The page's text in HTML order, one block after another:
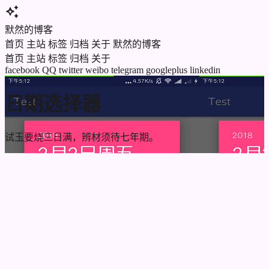
auto_awesome
默然的博客
首页 主站 标签 归档 关于 默然的博客
首页 主站 标签 归档 关于
facebook QQ twitter weibo telegram googleplus linkedin
日期选择器
试玉要烧三日满，辨材须待七年期。